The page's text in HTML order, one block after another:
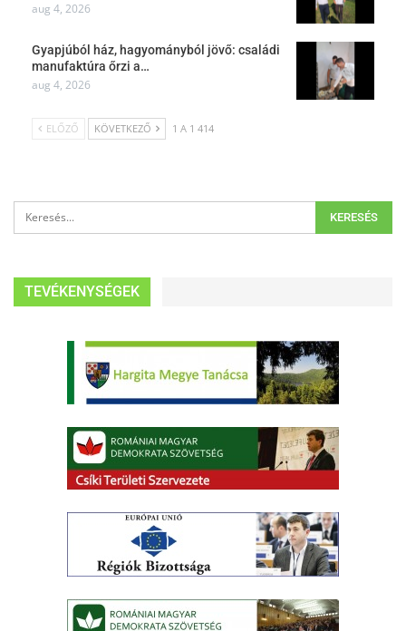
aug 4, 2026
Gyapjúból ház, hagyományból jövő: családi
manufaktúra őrzi a…
aug 4, 2026
ELŐZŐ KÖVETKEZŐ 1 A 1 414
TEVÉKENYSÉGEK